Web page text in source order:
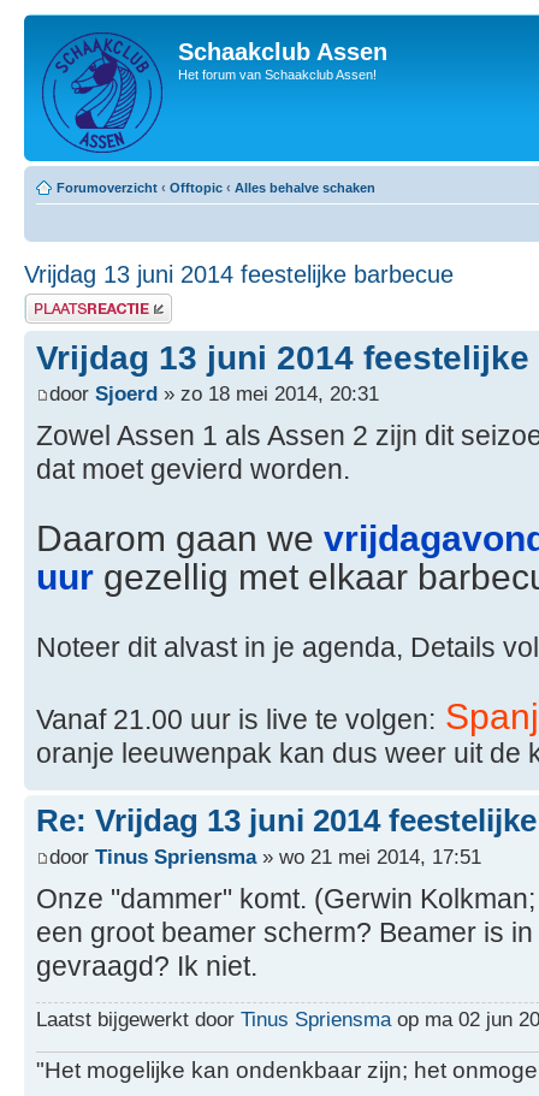
Schaakclub Assen
Het forum van Schaakclub Assen!
Forumoverzicht ‹ Offtopic ‹ Alles behalve schaken
Vrijdag 13 juni 2014 feestelijke barbecue
Plaats een reactie
Vrijdag 13 juni 2014
door Sjoerd » zo 18 mei 2014, 20:31
Zowel Assen 1 als Assen 2 zijn dit
dat moet gevierd worden.
Daarom gaan we
uur gezellig met elkaar
Noteer dit alvast in je agenda, Details
Vanaf 21.00 uur is live te volgen:
oranje leeuwenpak kan dus weer uit de
Re: Vrijdag 13 juni 2014
door Tinus Spriensma» wo 21 mei 2014, 17:51
Onze "dammer" komt. (Gerwin
een groot beamer scherm? Beamer is
gevraagd? Ik niet.
Laatst bijgewerkt door Tinus Spriensma op ma 02 jun
"Het mogelijke kan ondenkbaar zijn; het